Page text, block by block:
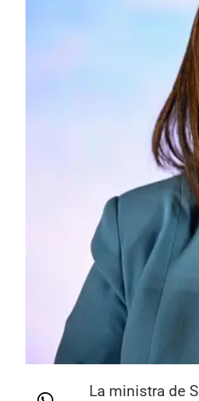
La ministra de